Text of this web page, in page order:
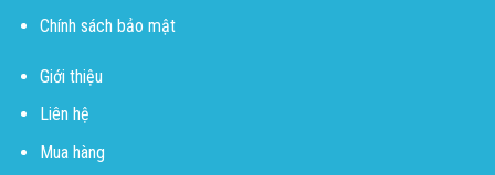
Chính sách bảo mật
Giới thiệu
Liên hệ
Mua hàng